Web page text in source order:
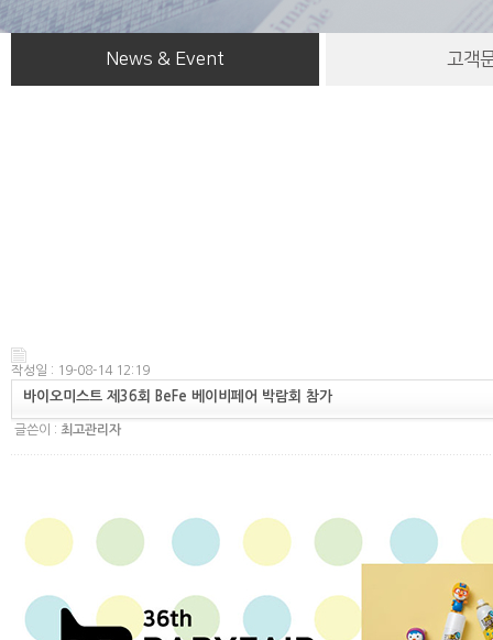
News & Event 고객
작성일 : 19-08-14 12:19
바이오미스트 제36회 BeFe 베이비페어 박람회 참가
글쓴이 : 최고관리자